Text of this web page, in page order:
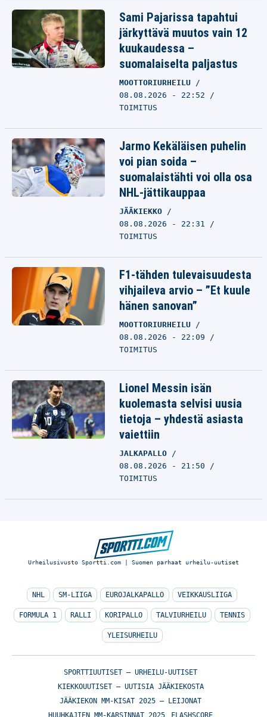
Sami Pajarissa tapahtui
järkyttävä muutos vain 12
kuukaudessa –
suomalaiselta paljastus
MOOTTORIURHEILU
08.08.2026 - 22:52
TOIMITUS
Jarmo Kekäläisen puhelin
voi pian soida –
suomalaistähti voi olla osa
NHL-jättikauppaa
JÄÄKIEKKO
08.08.2026 - 22:31
TOIMITUS
F1-tähden tulevaisuudesta
vihjaileva arvio – ”Et kuule
hänen sanovan”
MOOTTORIURHEILU
08.08.2026 - 22:09
TOIMITUS
Lionel Messin isän
kuolemasta selvisi uusia
tietoja – yhdestä asiasta
vaiettiin
JALKAPALLO
08.08.2026 - 21:50
TOIMITUS
Urheilusivusto Sportti.com | Suomen parhaat urheilu-uutiset
NHL SM-LIIGA EUROJALKAPALLO VEIKKAUSLIIGA
FORMULA 1 RALLI KORIPALLO TALVIURHEILU TENNIS
YLEISURHEILU
SPORTTIUUTISET – URHEILU-UUTISET
KIEKKOUUTISET – UUTISIA JÄÄKIEKOSTA
JÄÄKIEKON MM-KISAT 2025 – LEIJONAT
HUUHKAJIEN MM-KARSINNAT 2025
FLASHSCORE